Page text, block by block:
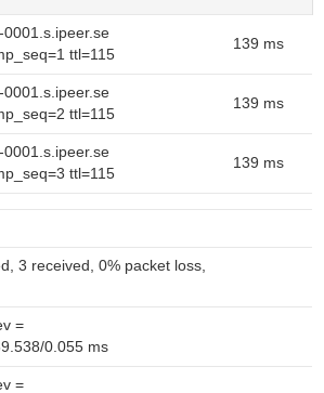
ttl=115
139 ms
ttl=115
139 ms
ttl=115
139 ms
3 received, 0% packet loss,
=
0.055 ms
=